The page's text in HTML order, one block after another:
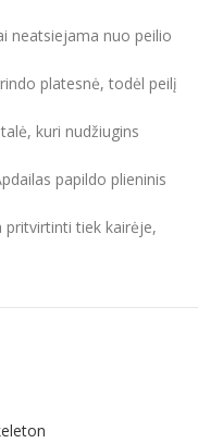
neatsiejama nuo peilio
platesnė, todėl peilį
kuri nudžiugins
papildo plieninis
pritvirtinti tiek kairėje,